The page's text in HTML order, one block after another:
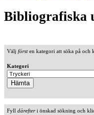
Bibliografiska
Välj försten kategori att söka på och
Kategori
Fyll därefteri önskad sökning och